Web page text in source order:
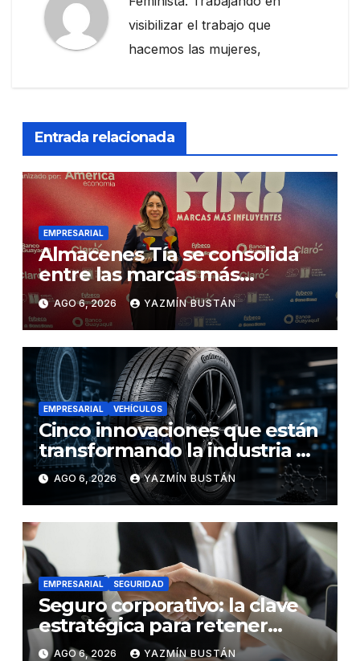
visibilizar el trabajo que
hacemos las mujeres,
Entrada relacionada
EMPRESARIAL
Almacenes Tía se consolida
entre las marcas más
influyentes del Ecuador
AGO 6, 2026 YAZMÍN BUSTÁN
EMPRESARIAL VEHÍCULOS
Cinco innovaciones que están
transformando la industria de
los neumáticos y redefinen el
futuro de la movilidad
AGO 6, 2026 YAZMÍN BUSTÁN
EMPRESARIAL SEGURIDAD
Seguro corporativo: la clave
estratégica para retener
talento en Ecuador
AGO 6, 2026 YAZMÍN BUSTÁN